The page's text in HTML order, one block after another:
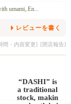
umami,.En...
レビューを書く
間・内容変更] [閉店報告]